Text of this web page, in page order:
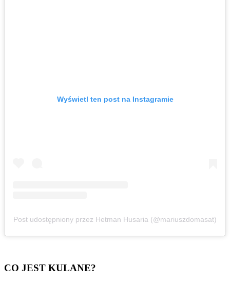
Wyświetl ten post na Instagramie
Post udostępniony przez Hetman Husaria (@mariuszdomasat)
CO JEST KULANE?